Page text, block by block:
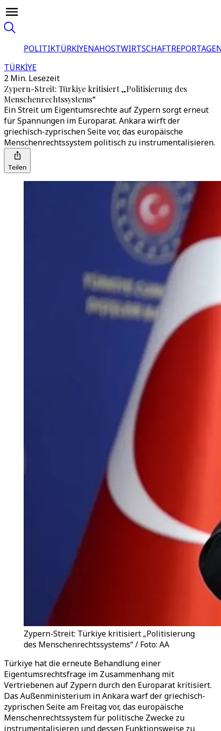
POLITIKTÜRKİYENAHOSTWIRTSCHAFT
TÜRKİYE
2 Min. Lesezeit
Zypern-Streit: Türkiye kritisiert „Politisierung des
Menschenrechtssystems“
Ein Streit um Eigentumsrechte auf Zypern sorgt erneut
für Spannungen im Europarat. Ankara wirft der
griechisch-zyprischen Seite vor, das europäische
Menschenrechtssystem politisch zu instrumentalisieren.
Teilen
Zypern-Streit: Türkiye kritisiert „Politisierung
des Menschenrechtssystems“ / Foto: AA
Türkiye hat die erneute Behandlung einer
Eigentumsrechtsfrage im Zusammenhang mit
Vertriebenen auf Zypern durch den Europarat kritisiert.
Das Außenministerium in Ankara warf der griechisch-
zyprischen Seite am Freitag vor, das europäische
Menschenrechtssystem für politische Zwecke zu
instrumentalisieren und dessen Funktionsweise zu